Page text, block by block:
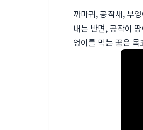
까마귀, 공작새, 부
내는 반면, 공작이
엉이를 먹는 꿈은